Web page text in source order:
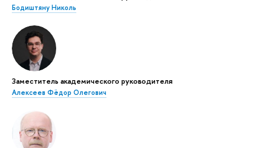
Бодиштяну Николь
Заместитель академического руководителя
Алексеев Фёдор Олегович